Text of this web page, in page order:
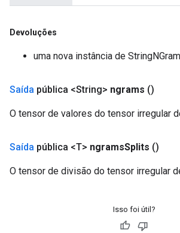
Devoluções
uma nova instância de
Saída pública <String> ngrams ()
O tensor de valores do tensor irregular
Saída pública <T> ngramsSplits ()
O tensor de divisão do tensor irregular
Isso foi útil?